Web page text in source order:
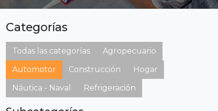
Categorías
Todas las categorías
Agropecuario
Automotor
Construcción
Hogar
Náutica - Naval
Refrigeración